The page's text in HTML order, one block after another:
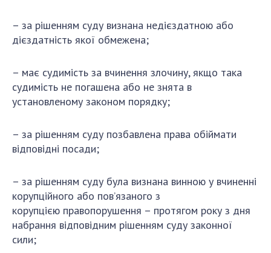
Наукові об'єкти, що становлять національне
надбання
науковими приладами НАН України
Оцінювання ефективності діяльності
наукових установ
Відкрита наука в НАН України
Підготовка наукових кадрів
МІЖНАРОДНЕ СПІВРОБІТНИЦТВО
Членство в міжнародних організаціях
– за рішенням суду визнана недієздатною або
дієздатність якої обмежена;
– має судимість за вчинення злочину, якщо така
судимість не погашена або не знята в
установленому законом порядку;
– за рішенням суду позбавлена права обіймати
відповідні посади;
– за рішенням суду була визнана винною у вчиненні
корупційного або пов’язаного з
корупцією правопорушення – протягом року з дня
набрання відповідним рішенням суду законної
сили;